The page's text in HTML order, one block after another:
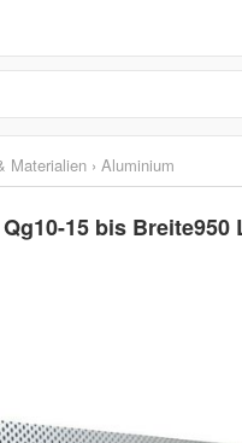
Materialien › Aluminium
15 bis Breite950